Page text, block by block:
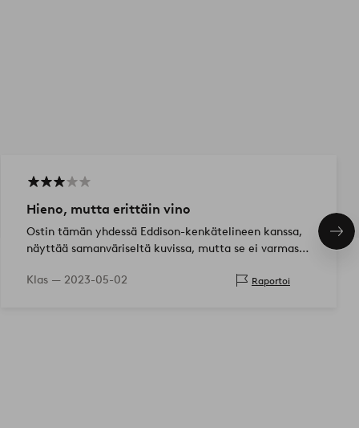
Hieno, mutta erittäin vino
Ostin tämän yhdessä Eddison-kenkätelineen kanssa,
näyttää samanväriseltä kuvissa, mutta se ei varmasti
Erittäin vino suunni…
Klas — 2023-05-02 Raportoi